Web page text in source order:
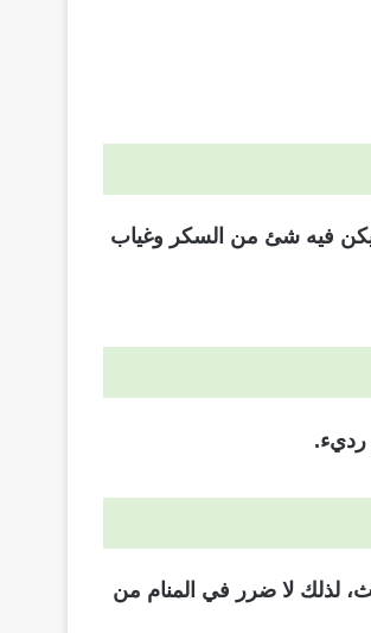
يكن فيه شئ من السكر وغياب
رديء.
لذلك لا ضرر في المنام من